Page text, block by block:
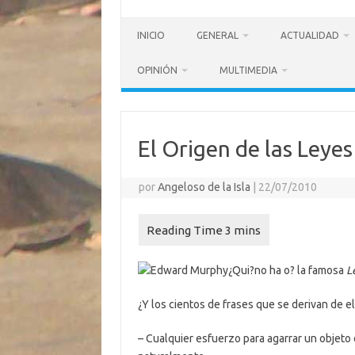
INICIO GENERAL ACTUALIDAD
OPINIÓN MULTIMEDIA
El Origen de las
porAngeloso de la Isla 22/07/2010
¿Qui?no ha o? la famosa
¿Y los cientos de frases que se derivan de
– Cualquier esfuerzo para agarrar un objeto